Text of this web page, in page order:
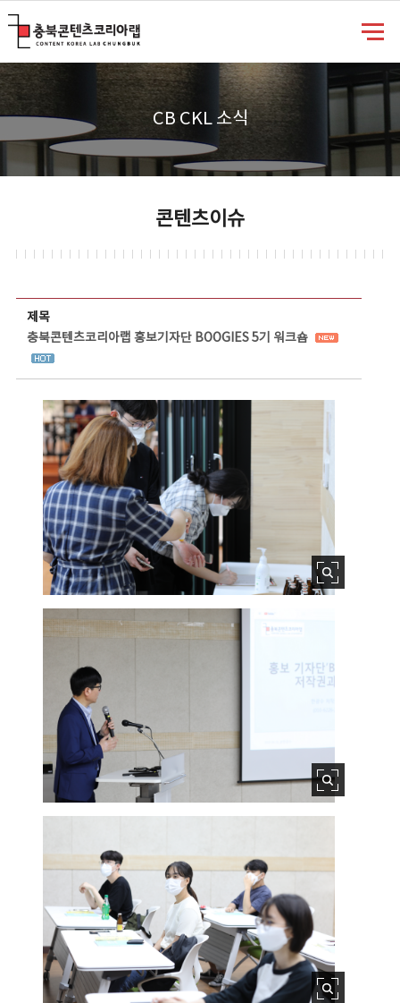
CB CKL 소식
콘텐츠이슈
제목
충북콘텐츠코리아랩 홍보기자단 BOOGIES 5기 워크숍